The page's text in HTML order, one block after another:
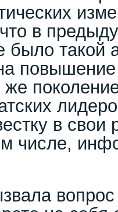
в
было такой
же
в свои
числе,